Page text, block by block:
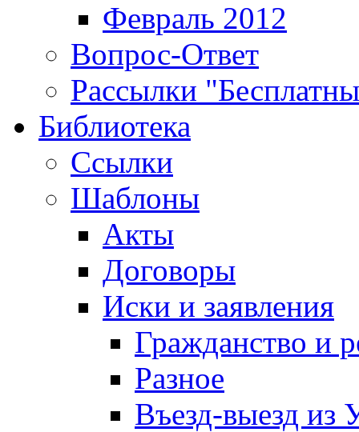
Февраль 2012
Вопрос-Ответ
Рассылки
Библиотека
Ссылки
Шаблоны
Акты
Договоры
Иски и заявления
Гражданство и
Разное
Въезд-выезд из